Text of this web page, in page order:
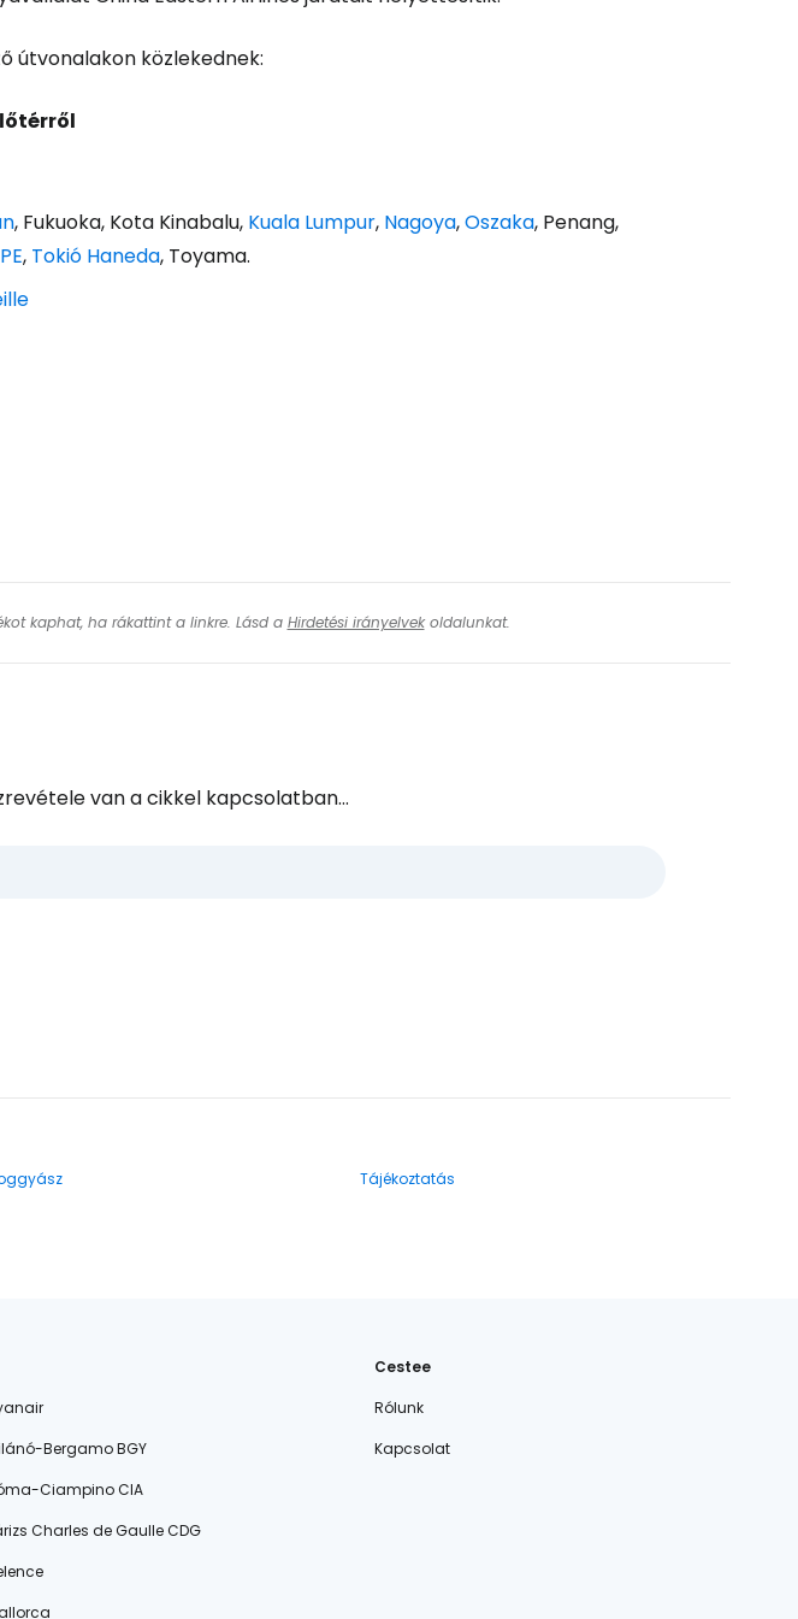
útvonalakon közlekednek:
, Fukuoka, Kota Kinabalu, Kuala Lumpur, Nagoya,Oszaka, Penang,
, Tokió Haneda, Toyama.
kaphat, ha rákattint a linkre. Lásd a Hirdetési irányelvekoldalunkat.
van a cikkel kapcsolatban...
Tájékoztatás
Bergamo BGY
Ciampino CIA
Charles de Gaulle CDG
Cestee
Rólunk
Kapcsolat